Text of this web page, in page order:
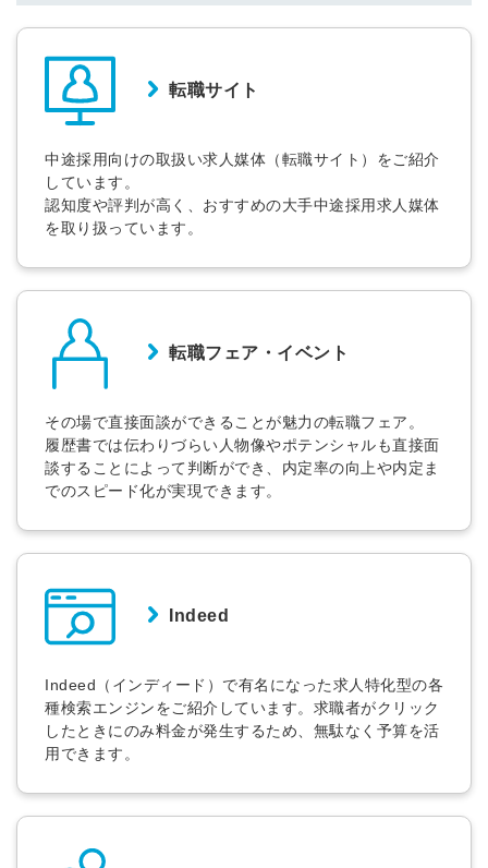
転職サイト
中途採用向けの取扱い求人媒体（転職サイト）をご紹介
しています。
認知度や評判が高く、おすすめの大手中途採用求人媒体
を取り扱っています。
転職フェア・イベント
その場で直接面談ができることが魅力の転職フェア。
履歴書では伝わりづらい人物像やポテンシャルも直接面
談することによって判断ができ、内定率の向上や内定ま
でのスピード化が実現できます。
Indeed
Indeed（インディード）で有名になった求人特化型の各
種検索エンジンをご紹介しています。求職者がクリック
したときにのみ料金が発生するため、無駄なく予算を活
用できます。